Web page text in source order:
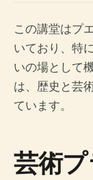
この講堂はプ
いており、特
いの場として
は、歴史と芸
ています。
芸術